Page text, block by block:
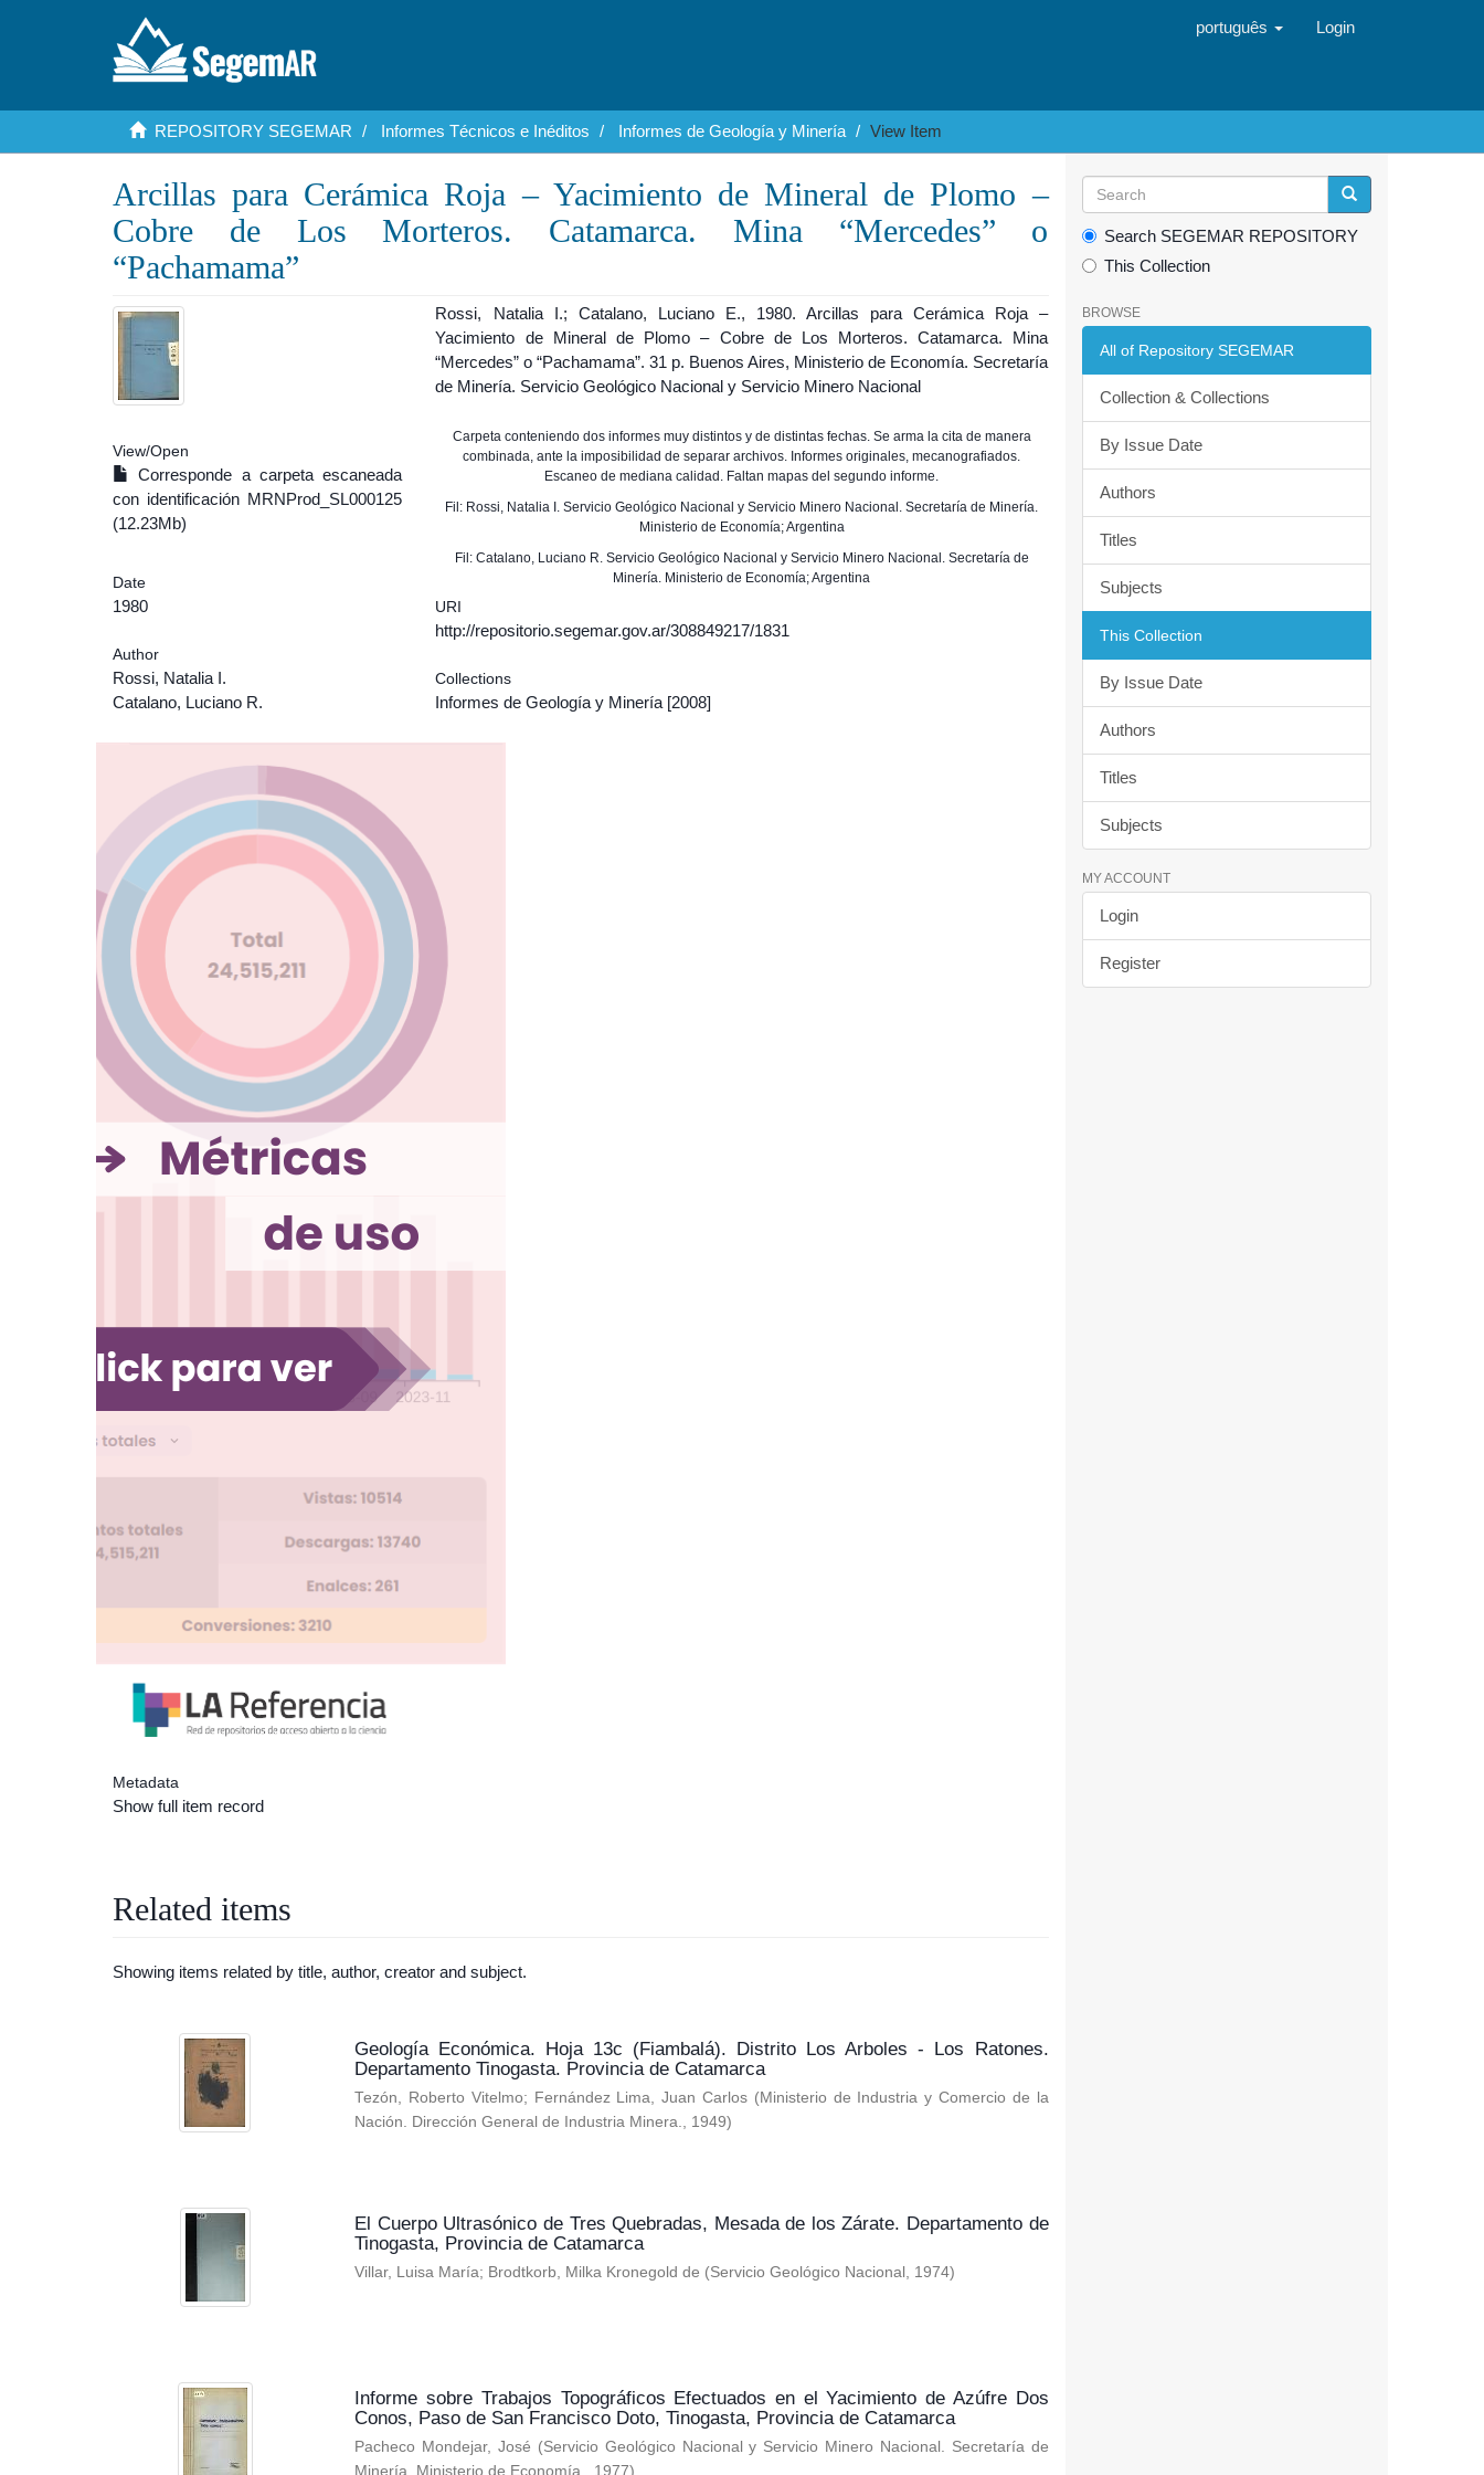
português Login
REPOSITORY SEGEMAR Informes Técnicos e Inéditos Informes de Geología y Minería View Item
Arcillas para Cerámica Roja – Yacimiento de Mineral de Plomo –
Cobre de Los Morteros. Catamarca. Mina “Mercedes” o
“Pachamama”
View/Open
Corresponde a carpeta escaneada
con identificación MRNProd_SL000125
(12.23Mb)
Date
1980
Author
Rossi, Natalia I.
Catalano, Luciano R.
Metadata
Show full item record
Rossi, Natalia I.; Catalano, Luciano E., 1980. Arcillas para Cerámica Roja –
Yacimiento de Mineral de Plomo – Cobre de Los Morteros. Catamarca. Mina
“Mercedes” o “Pachamama”. 31 p. Buenos Aires, Ministerio de Economía. Secretaría
de Minería. Servicio Geológico Nacional y Servicio Minero Nacional
Carpeta conteniendo dos informes muy distintos y de distintas fechas. Se arma la cita de manera
combinada, ante la imposibilidad de separar archivos. Informes originales, mecanografiados.
Escaneo de mediana calidad. Faltan mapas del segundo informe.
Fil: Rossi, Natalia I. Servicio Geológico Nacional y Servicio Minero Nacional. Secretaría de Minería.
Ministerio de Economía; Argentina
Fil: Catalano, Luciano R. Servicio Geológico Nacional y Servicio Minero Nacional. Secretaría de
Minería. Ministerio de Economía; Argentina
URI
http://repositorio.segemar.gov.ar/308849217/1831
Collections
Informes de Geología y Minería [2008]
Related items
Showing items related by title, author, creator and subject.
Geología Económica. Hoja 13c (Fiambalá). Distrito Los Arboles - Los Ratones.
Departamento Tinogasta. Provincia de Catamarca
Tezón, Roberto Vitelmo; Fernández Lima, Juan Carlos (Ministerio de Industria y Comercio de la
Nación. Dirección General de Industria Minera., 1949)
El Cuerpo Ultrasónico de Tres Quebradas, Mesada de los Zárate. Departamento de
Tinogasta, Provincia de Catamarca
Villar, Luisa María; Brodtkorb, Milka Kronegold de (Servicio Geológico Nacional , 1974)
Informe sobre Trabajos Topográficos Efectuados en el Yacimiento de Azúfre Dos
Conos, Paso de San Francisco Doto, Tinogasta, Provincia de Catamarca
Pacheco Mondejar, José (Servicio Geológico Nacional y Servicio Minero Nacional. Secretaría de
Minería. Ministerio de Economía.
1977)
Search SEGEMAR REPOSITORY
This Collection
BROWSE
All of Repository SEGEMAR
Collection & Collections
By Issue Date
Authors
Titles
Subjects
This Collection
By Issue Date
Authors
Titles
Subjects
MY ACCOUNT
Login
Register